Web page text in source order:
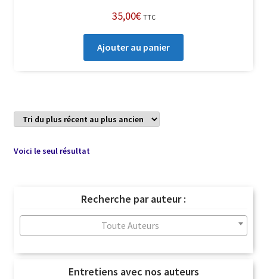
35,00€ TTC
Ajouter au panier
Voici le seul résultat
Recherche par auteur :
Toute Auteurs
Entretiens avec nos auteurs